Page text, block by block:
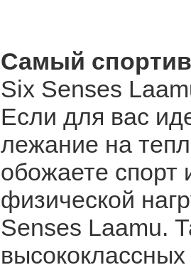
Самый
Six Senses
Если для вас
лежание на
обожаете спорт
физической
Senses Laamu.